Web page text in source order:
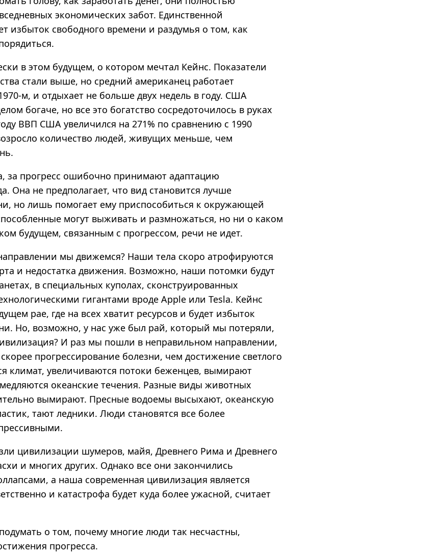
экономических забот. Единственной
избыток свободного времени и раздумья о том, как
в этом будущем, о котором мечтал Кейнс. Показатели
стали выше, но средний американец работает
м, и отдыхает не больше двух недель в году. США
богаче, но все это богатство сосредоточилось в руках
ВВП США увеличился на 271% по сравнению с 1990
количество людей, живущих меньше, чем
за прогресс ошибочно принимают адаптацию
Она не предполагает, что вид становится лучше
но лишь помогает ему приспособиться к окружающей
могут выживать и размножаться, но ни о каком
будущем, связанным с прогрессом, речи не идет.
мы движемся? Наши тела скоро атрофируются
и недостатка движения. Возможно, наши потомки будут
в специальных куполах, сконструированных
гигантами вроде Apple или Tesla. Кейнс
рае, где на всех хватит ресурсов и будет избыток
Но, возможно, у нас уже был рай, который мы потеряли,
И раз мы пошли в неправильном направлении,
прогрессирование болезни, чем достижение светлого
климат, увеличиваются потоки беженцев, вымирают
океанские течения. Разные виды животных
вымирают. Пресные водоемы высыхают, океанскую
тают ледники. Люди становятся все более
цивилизации шумеров, майя, Древнего Рима и Древнего
и многих других. Однако все они закончились
а наша современная цивилизация является
и катастрофа будет куда более ужасной, считает
о том, почему многие люди так несчастны,
прогресса.